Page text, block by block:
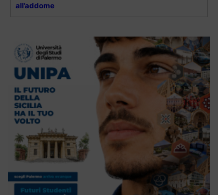
all’addome